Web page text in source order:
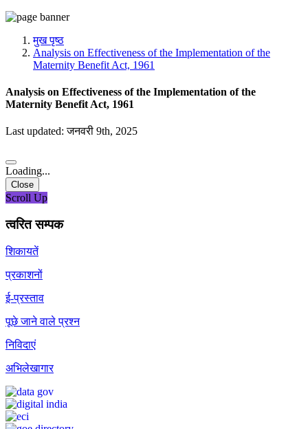
मुख पृष्ठ
Analysis on Effectiveness of the Implementation of the
Maternity Benefit Act, 1961
Analysis on Effectiveness of the Implementation of the
Maternity Benefit Act, 1961
Last updated: जनवरी 9th, 2025
Loading...
Close
Scroll Up
त्वरित सम्पक
शिकायतें
प्रकाशनों
ई-प्रस्ताव
पूछे जाने वाले प्रश्न
निविदाएं
अभिलेखागार